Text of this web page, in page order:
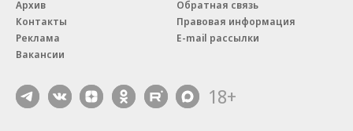
Архив
Контакты
Реклама
Вакансии
Обратная связь
Правовая информация
E-mail рассылки
18+